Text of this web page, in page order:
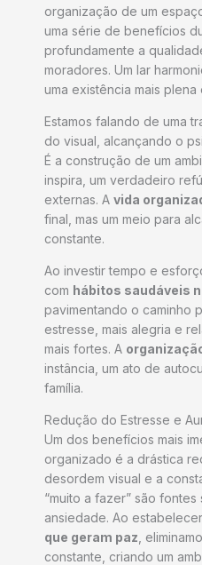
organização de um
uma série de benefícios
profundamente a
moradores. Um lar
uma existência mais plena
Estamos falando de uma
do visual, alcançando o
É a construção de um
inspira, um verdadeiro
externas. A vida
final, mas um meio para
constante.
Ao investir tempo e
com hábitos saudáveis
pavimentando o caminho
estresse, mais alegria e
mais fortes. A
instância, um ato de
família.
Redução do Estresse e
Um dos benefícios mais
organizado é a drástica
desordem visual e a
“muito a fazer” são
ansiedade. Ao estabelecer
que geram paz ,
constante, criando um